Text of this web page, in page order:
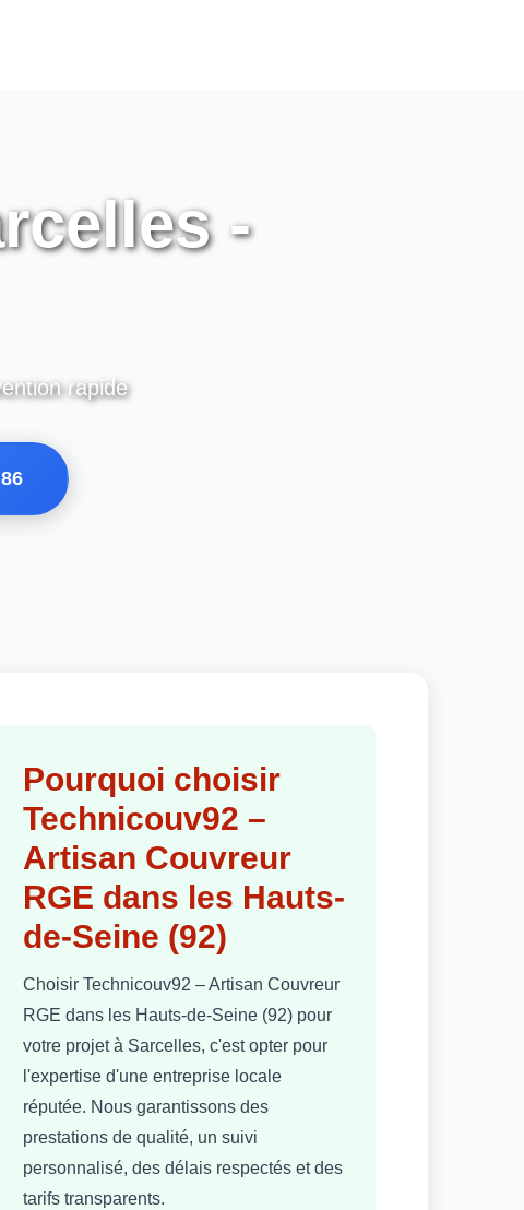
-
rapide
Pourquoi choisir
Technicouv92 –
Artisan Couvreur
RGE dans les Hauts-
de-Seine (92)
Choisir Technicouv92 – Artisan Couvreur
RGE dans les Hauts-de-Seine (92) pour
votre projet à Sarcelles, c'est opter pour
l'expertise d'une entreprise locale
réputée. Nous garantissons des
prestations de qualité, un suivi
personnalisé, des délais respectés et des
tarifs transparents.